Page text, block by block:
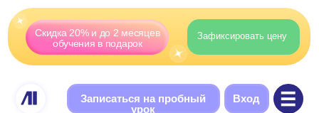
Зафиксировать цену
Скидка 20% и до 2 месяцев
обучения в подарок
Главная / Арабский/ Блог по арабскому
/ Как поздравить с Новым годом на